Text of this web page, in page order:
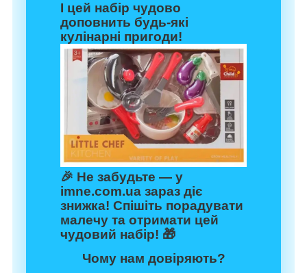
І цей набір чудово
доповнить будь-які
кулінарні пригоди!
🎉 Не забудьте — у
imne.com.ua зараз діє
знижка! Спішіть порадувати
малечу та отримати цей
чудовий набір! 🎁
Чому нам довіряють?